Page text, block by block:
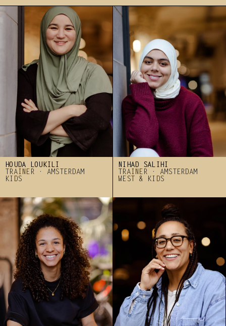
HOUDA LOUKILI
TRAINER · AMSTERDAM
KIDS
NIHAD SALIHI
TRAINER · AMSTERDAM
WEST & KIDS